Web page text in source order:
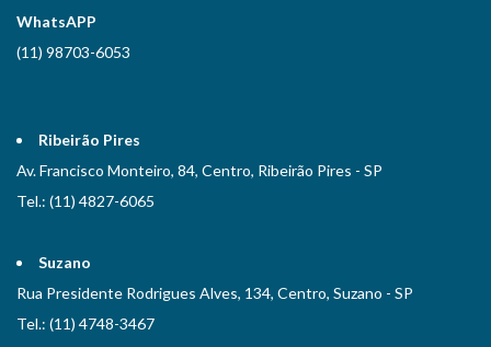
WhatsAPP
(11) 98703-6053
Ribeirão Pires
Av. Francisco Monteiro, 84, Centro, Ribeirão Pires - SP
Tel.: (11) 4827-6065
Suzano
Rua Presidente Rodrigues Alves, 134, Centro, Suzano - SP
Tel.: (11) 4748-3467